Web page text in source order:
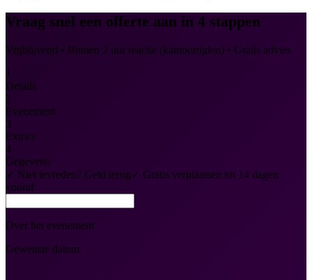
Vraag snel een offerte aan in 4 stappen
Vrijblijvend • Binnen 2 uur reactie (kantoortijden) • Gratis advies
1
Details
2
Evenement
3
Extra's
4
Gegevens
✓ Niet tevreden? Geld terug ✓ Gratis verplaatsen tot 14 dagen
vooraf
Over het evenement
Gewenste datum